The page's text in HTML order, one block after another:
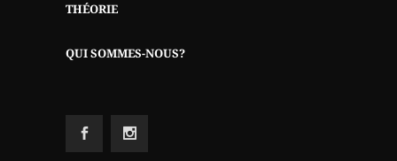
THÉORIE
QUI SOMMES-NOUS?